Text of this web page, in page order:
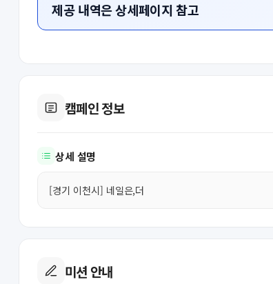
제공 내역은 상세페이지 참고
캠페인 정보
상세 설명
[경기 이천시] 네일은,더
미션 안내